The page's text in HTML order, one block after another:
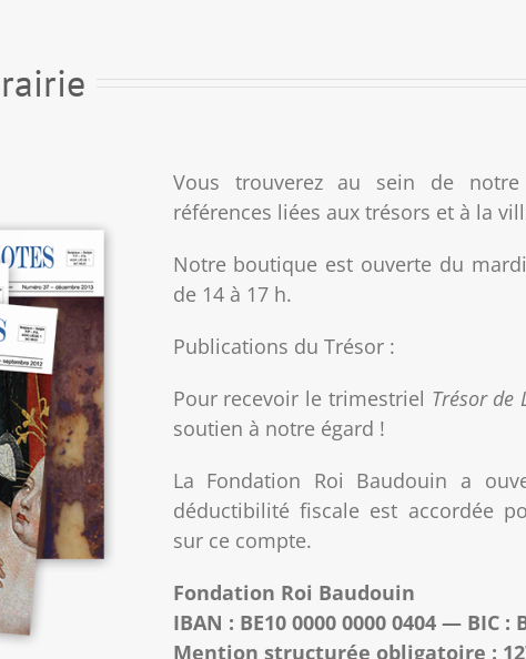
Vous trouverez au sein de
références liées aux trésors et à la
Notre boutique est ouverte du
de 14 à 17 h.
Publications du Trésor :
Pour recevoir le trimestriel Trésor de
soutien à notre égard !
La Fondation Roi Baudouin a
déductibilité fiscale est accordée
sur ce compte.
Fondation Roi Baudouin
IBAN : BE10 0000 0000 0404 — BIC :
Mention structurée obligatoire :